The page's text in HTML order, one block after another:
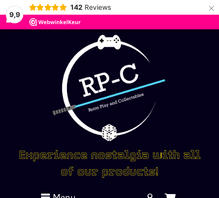
9,9
142 Reviews ×
Experience nostalgia with all
of our products!